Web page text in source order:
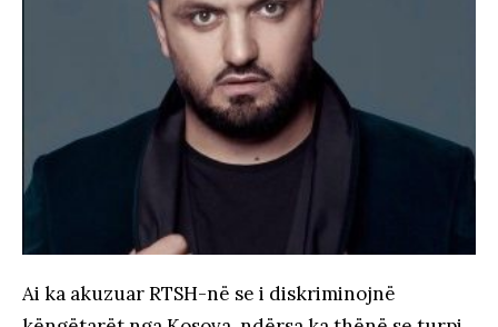
Ai ka akuzuar RTSH-në se i diskriminojnë